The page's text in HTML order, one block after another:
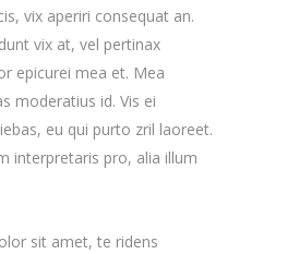
vix aperiri consequat an.
vix at, vel pertinax
epicurei mea et. Mea
moderatius id. Vis ei
eu qui purto zril laoreet.
interpretaris pro, alia illum
sit amet, te ridens